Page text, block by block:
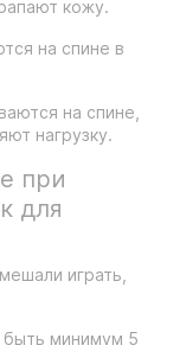
кожу.
на спине в
на спине,
нагрузку.
при
для
играть,
быть минимум 5